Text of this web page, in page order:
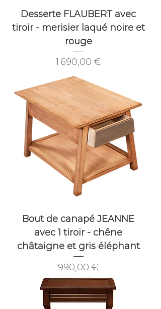
Desserte FLAUBERT avec
tiroir - merisier laqué noire et
rouge
Prix
1 690,00 €
Bout de canapé JEANNE
avec 1 tiroir - chêne
châtaigne et gris éléphant
Prix
990,00 €